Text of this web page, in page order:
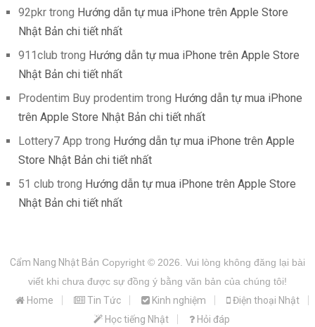
92pkrtrong Hướng dẫn tự mua iPhone trên Apple Store
Nhật Bản chi tiết nhất
911club trong Hướng dẫn tự mua iPhone trên Apple Store
Nhật Bản chi tiết nhất
Prodentim Buy prodentim trong Hướng dẫn tự mua iPhone
trên Apple Store Nhật Bản chi tiết nhất
Lottery7 App trong Hướng dẫn tự mua iPhone trên Apple
Store Nhật Bản chi tiết nhất
51 club trong Hướng dẫn tự mua iPhone trên Apple Store
Nhật Bản chi tiết nhất
Cẩm Nang Nhật Bản Copyright © 2026. Vui lòng không đăng lại bài
viết khi chưa được sự đồng ý bằng văn bản của chúng tôi!
Home
Tin Tức Kinh nghiệm
Điện thoại Nhật
Học tiếng Nhật
Hỏi đáp